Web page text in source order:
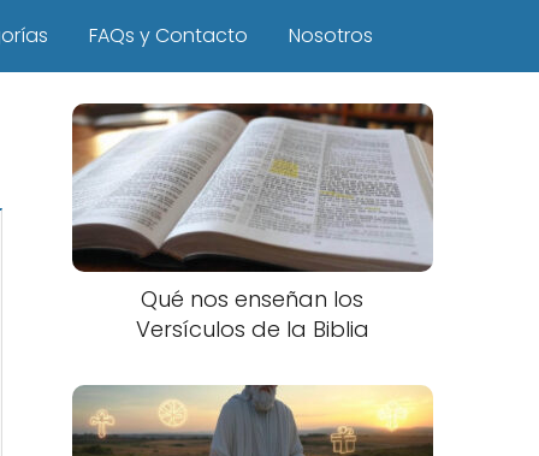
FAQs y Contacto Nosotros
Qué nos enseñan los
Versículos de la Biblia